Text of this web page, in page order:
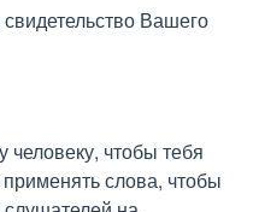
Вашего
человеку, чтобы тебя
слова, чтобы